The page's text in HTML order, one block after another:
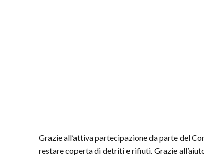
Grazie all’attiva partecipazione da parte del
restare coperta di detriti e rifiuti. Grazie